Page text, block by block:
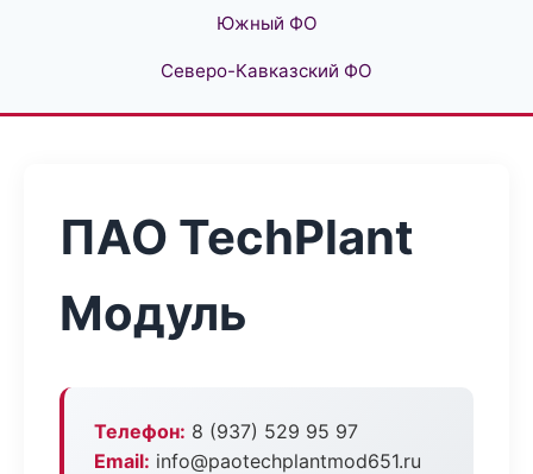
Южный ФО
Северо-Кавказский ФО
ПАО TechPlant
Модуль
Телефон: 8 (937) 529 95 97
Email: info@paotechplantmod651.ru